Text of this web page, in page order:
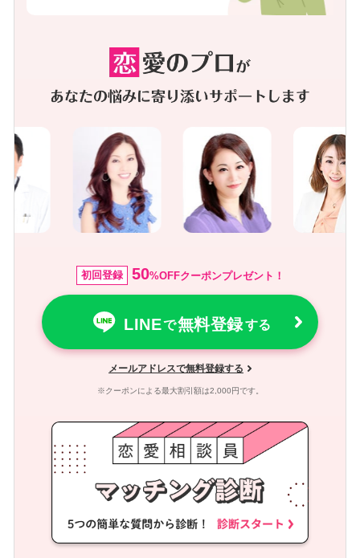
初回登録 50%OFFクーポンプレゼント！
LINEで無料登録する
メールアドレスで無料登録する
※クーポンによる最大割引額は2,000円です。